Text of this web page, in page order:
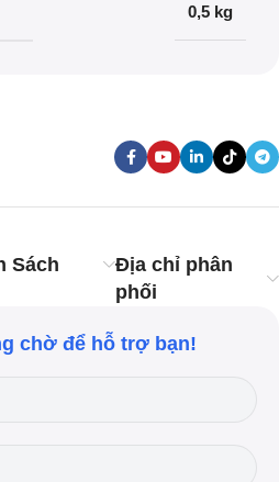
0,5 kg
Sách
Địa chỉ phân
phối
chờ để hỗ trợ bạn!